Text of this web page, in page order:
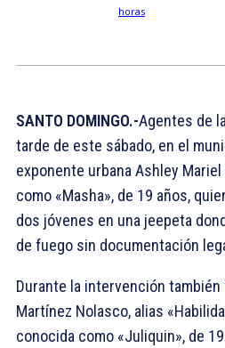
SANTO DOMINGO.-Agentes de
tarde de este sábado, en el
exponente urbana Ashley
como «Masha», de 19 años,
dos jóvenes en una jeepeta
de fuego sin documentación
Durante la intervención
Martínez Nolasco, alias
conocida como «Juliquin», de